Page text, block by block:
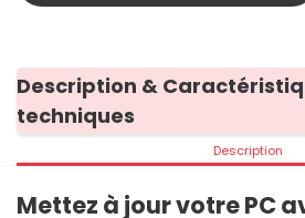
Description &
techniques
Description
Mettez à jour votre PC